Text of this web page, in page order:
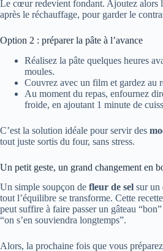
Le cœur redevient fondant. Ajoutez alors
après le réchauffage, pour garder le
Option 2 : préparer la pâte à l’avance
Réalisez la pâte quelques heures
moules.
Couvrez avec un film et gardez au
Au moment du repas, enfournez
froide, en ajoutant 1 minute de
C’est la solution idéale pour servir des
tout juste sortis du four, sans stress.
Un petit geste, un grand changement en
Un simple soupçon de fleur de sel sur un
tout l’équilibre se transforme. Cette
peut suffire à faire passer un gâteau
“on s’en souviendra longtemps”.
Alors, la prochaine fois que vous